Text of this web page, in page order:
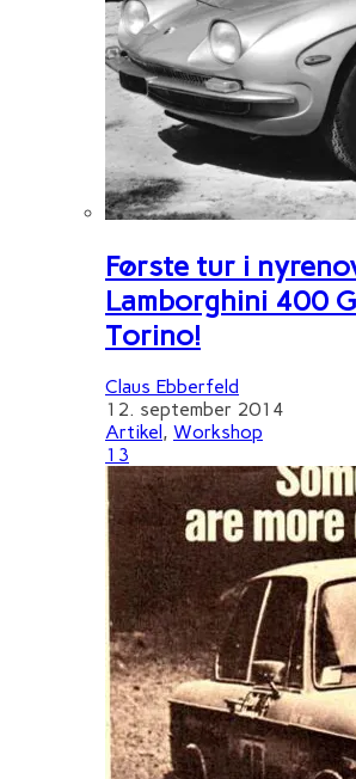
Første tur i
Lamborghini 400
Torino!
Claus Ebberfeld
12. september 2014
Artikel , Workshop
13